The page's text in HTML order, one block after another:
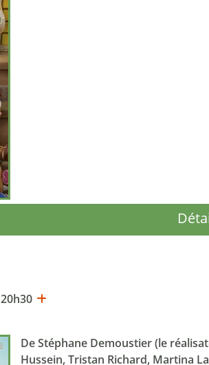
20h30
De Stéphane Demoustier (le
Hussein, Tristan Richard, Martina